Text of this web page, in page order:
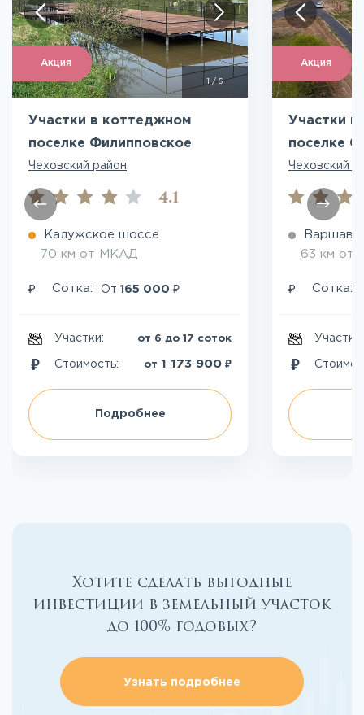
Акция
/6
Участки в коттеджном
поселке Филипповское
Чеховский район
4.1
Калужское шоссе
70 км от МКАД
₽ Сотка: От 165 000 ₽
Участки: от 6 до 17 соток
Стоимость: от 1 173 900 ₽
Подробнее
Акция
Участки
поселке
Чеховский
63 км от
₽ Сотка:
Участки:
Хотите сделать выгодные
инвестиции в земельный участок
до 100% годовых?
Узнать подробнее